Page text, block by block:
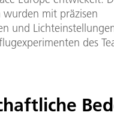
wurden mit präzisen
und
des